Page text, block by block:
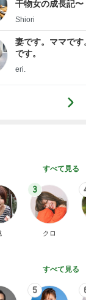
干物女の成長記〜
Shiori
妻です。ママです
です。
eri.
すべて見る
3
クロ
すべて見る
5